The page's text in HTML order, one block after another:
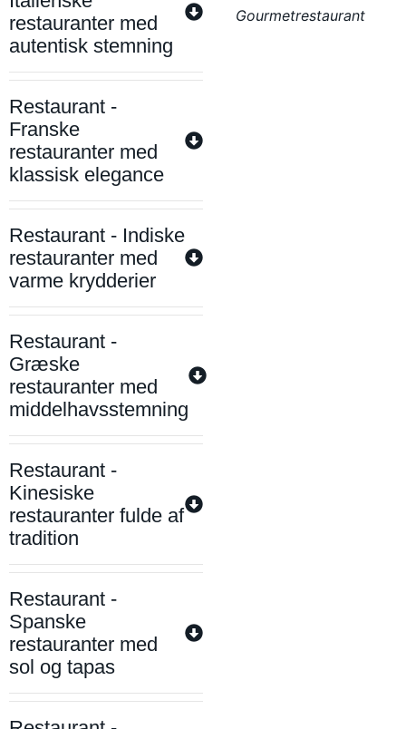
restauranter med
autentisk stemning
Restaurant -
Franske
restauranter med
klassisk elegance
Restaurant - Indiske
restauranter med
varme krydderier
Restaurant -
Græske
restauranter med
middelhavsstemning
Restaurant -
Kinesiske
restauranter fulde af
tradition
Restaurant -
Spanske
restauranter med
sol og tapas
Gourmetrestaurant